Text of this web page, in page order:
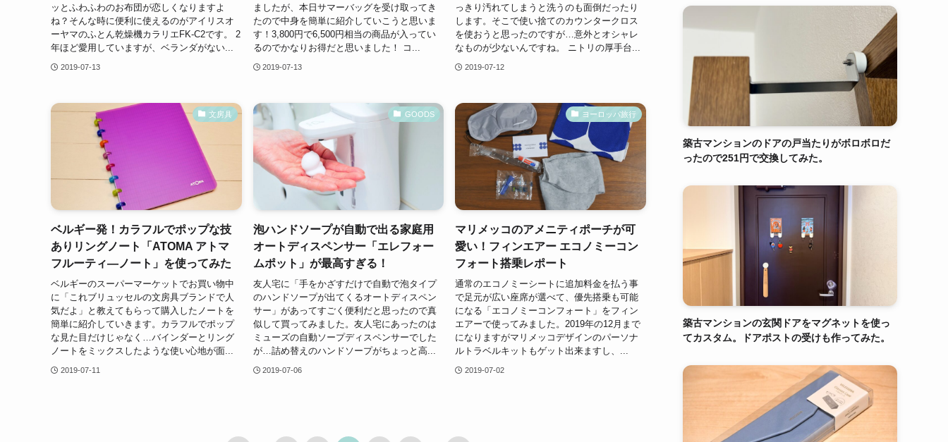
ッとふわふわのお布団が恋しくなりますよ
ね？そんな時に便利に使えるのがアイリスオ
ーヤマのふとん乾燥機カラリエFK-C2です。 2
年ほど愛用していますが、ベランダがない...
2019-07-13
ましたが、本日サマーバッグを受け取ってき
たので中身を簡単に紹介していこうと思いま
す！3,800円で6,500円相当の商品が入ってい
るのでかなりお得だと思いました！ コ...
2019-07-13
っきり汚れてしまうと洗うのも面倒だったり
します。そこで使い捨てのカウンタークロス
を使おうと思ったのですが…意外とオシャレ
なものが少ないんですね。 ニトリの厚手台...
2019-07-12
文房具
ベルギー発！カラフルでポップな技
ありリングノート「ATOMA アトマ
フルーティ―ノート」を使ってみた
ベルギーのスーパーマーケットでお買い物中
に「これブリュッセルの文房具ブランドで人
気だよ」と教えてもらって購入したノートを
簡単に紹介していきます。カラフルでポップ
な見た目だけじゃなく…バインダーとリング
ノートをミックスしたような使い心地が面...
2019-07-11
GOODS
泡ハンドソープが自動で出る家庭用
オートディスペンサー「エレフォー
ムポット」が最高すぎる！
友人宅に「手をかざすだけで自動で泡タイプ
のハンドソープが出てくるオートディスペン
サー」があってすごく便利だと思ったので真
似して買ってみました。友人宅にあったのは
ミューズの自動ソープディスペンサーでした
が…詰め替えのハンドソープがちょっと高...
2019-07-06
ヨーロッパ旅行
マリメッコのアメニティポーチが可
愛い！フィンエアー エコノミーコン
フォート搭乗レポート
通常のエコノミーシートに追加料金を払う事
で足元が広い座席が選べて、優先搭乗も可能
になる「エコノミーコンフォート」をフィン
エアーで使ってみました。2019年の12月まで
になりますがマリメッコデザインのパーソナ
ルトラベルキットもゲット出来ますし、...
2019-07-02
築古マンションのドアの戸当たりがボロボロだ
ったので251円で交換してみた。
築古マンションの玄関ドアをマグネットを使っ
てカスタム。ドアポストの受けも作ってみた。